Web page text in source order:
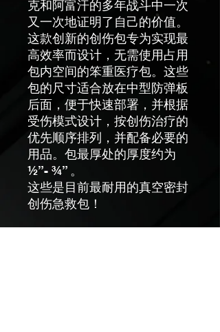
克和阿富汗的多年战斗中一次
又一次地证明了自己的价值。
这款创新的创伤包专为实现最
高效率而设计，无需使用占用
包内空间的笨重医疗包。这些
包的尺寸适合放在中型防弹板
后面，便于快速部署，并根据
受伤模式设计，按创伤治疗的
优先顺序排列，并配备必要的
用品。包最厚处的厚度约为
½”- ¾” 。
这些是目前最耐用的真空密封
创伤急救包！